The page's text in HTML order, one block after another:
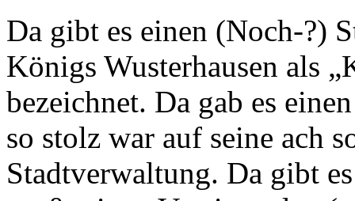
Da gibt es einen (Noch-?)
Königs Wusterhausen als
bezeichnet. Da gab es
so stolz war auf seine ach
Stadtverwaltung. Da gibt